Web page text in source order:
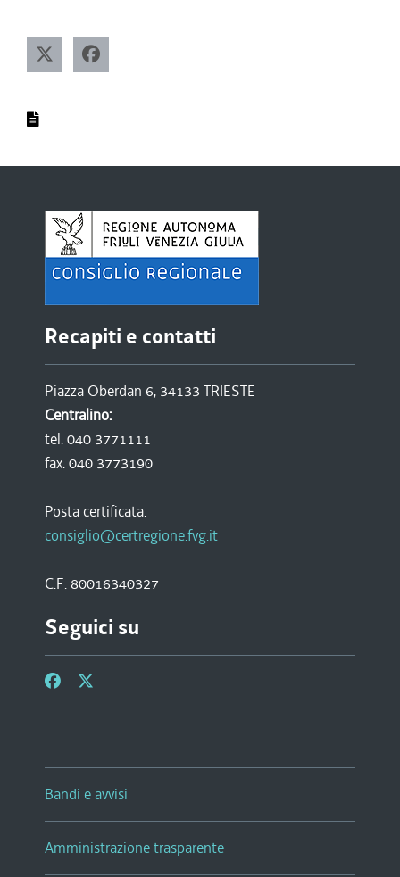
Recapiti e contatti
Piazza Oberdan 6, 34133 TRIESTE
Centralino:
tel. 040 3771111
fax. 040 3773190
Posta certificata:
consiglio@certregione.fvg.it
C.F. 80016340327
Seguici su
Bandi e avvisi
Amministrazione trasparente